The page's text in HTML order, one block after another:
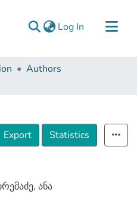
Log In (current)
Authors
Export Statistics
ანა